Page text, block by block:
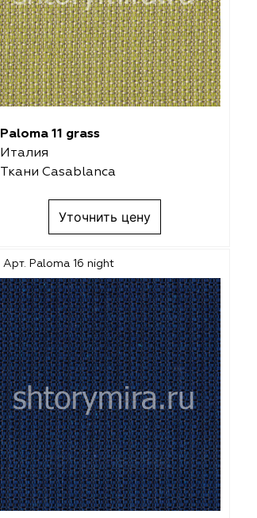
Paloma 11 grass
Италия
Ткани Casablanca
Уточнить цену
Арт. Paloma 16 night